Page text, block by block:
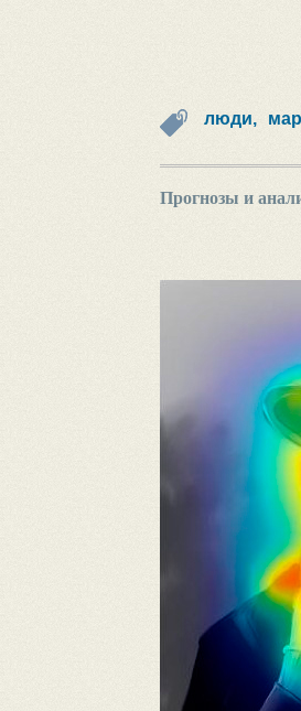
люди,
Прогнозы и